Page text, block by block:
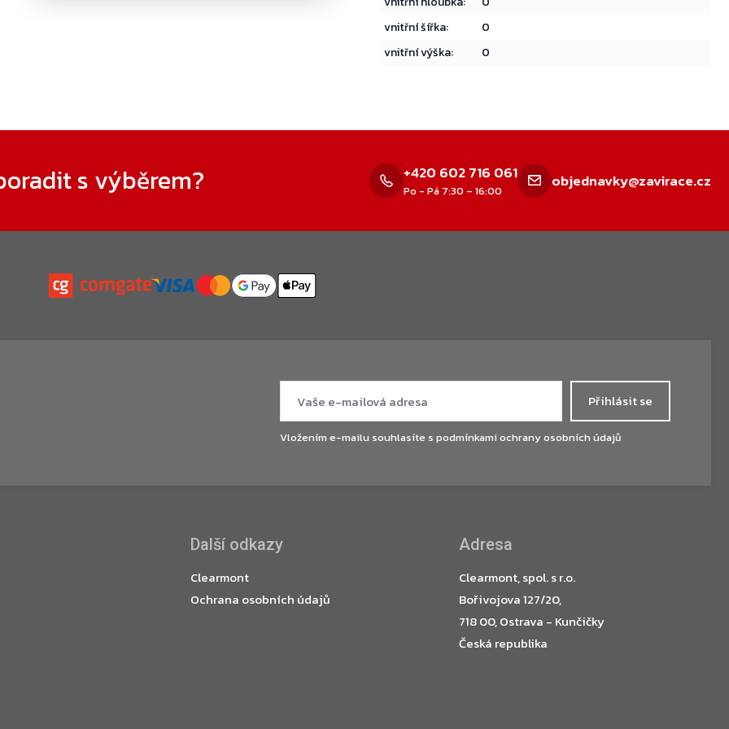
vnitřní šířka:
0
vnitřní výška: 0
s výběrem?
+420 602 716 061
Po - Pá 7:30 – 16:00 objednavky@zavirace.cz
Přihlásit se
Vložením e-mailu souhlasíte s podmínkami ochrany osobních údajů
Další odkazy
Clearmont
Ochrana osobních údajů
Adresa
Clearmont, spol. s r.o.
Bořivojova 127/20,
718 00, Ostrava - Kunčičky
Česká republika